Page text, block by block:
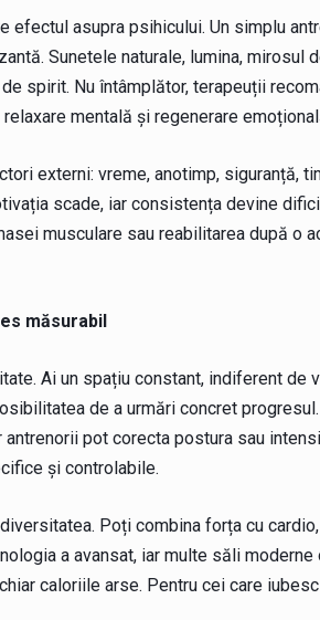
efectul asupra psihicului. Un simplu
Sunetele naturale, lumina, mirosul
spirit. Nu întâmplător, terapeuții
mentală și regenerare
externi: vreme, anotimp, siguranță,
scade, iar consistența devine
musculare sau reabilitarea după o
măsurabil
Ai un spațiu constant, indiferent de
de a urmări concret
pot corecta postura sau
și controlabile.
Poți combina forța cu
a avansat, iar multe săli
caloriile arse. Pentru cei care